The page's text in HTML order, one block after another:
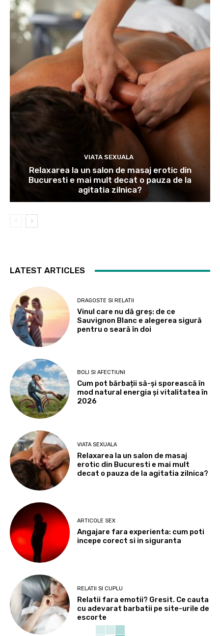
VIATA SEXUALA
Relaxarea la un salon de masaj erotic din
Bucuresti e mai mult decat o pauza de la
agitatia zilnica?
LATEST ARTICLES
DRAGOSTE SI RELATII
Vinul care nu dă greș: de ce
Sauvignon Blanc e alegerea sigură
pentru o seară în doi
BOLI SI AFECTIUNI
Cum pot bărbații să-și sporească în
mod natural energia și vitalitatea în
2026
VIATA SEXUALA
Relaxarea la un salon de masaj
erotic din Bucuresti e mai mult
decat o pauza de la agitatia zilnica?
ARTICOLE SEX
Angajare fara experienta: cum poti
incepe corect si in siguranta
RELATII SI CUPLU
Relatii fara emotii? Gresit. Ce cauta
cu adevarat barbatii pe site-urile de
escorte